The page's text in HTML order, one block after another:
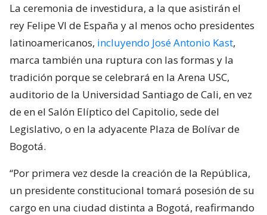
La ceremonia de investidura, a la que asistirán el
rey Felipe VI de España y al menos ocho presidentes
latinoamericanos, incluyendo José Antonio Kast,
marca también una ruptura con las formas y la
tradición porque se celebrará en la Arena USC,
auditorio de la Universidad Santiago de Cali, en vez
de en el Salón Elíptico del Capitolio, sede del
Legislativo, o en la adyacente Plaza de Bolívar de
Bogotá.
“Por primera vez desde la creación de la República,
un presidente constitucional tomará posesión de su
cargo en una ciudad distinta a Bogotá, reafirmando